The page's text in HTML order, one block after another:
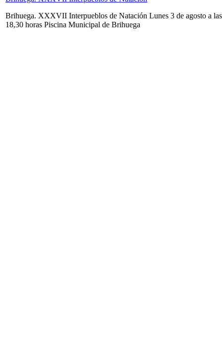
Brihuega. XXXVII Interpueblos de Natación Lunes 3 de agosto a las
18,30 horas Piscina Municipal de Brihuega